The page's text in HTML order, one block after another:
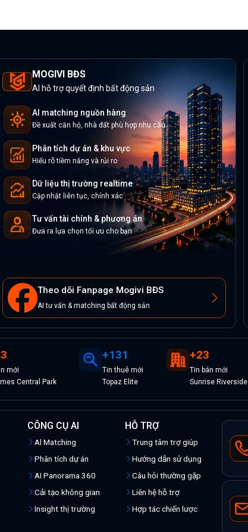
MOGIVI BĐS
AI hỗ trợ quyết định bất động sản
AI matching nguồn hàng
Đề xuất căn hộ, nhà đất phù hợp nhu cầu
Phân tích dự án & khu vực
Hiểu rõ tiềm năng và rủi ro
Dữ liệu thị trường realtime
Cập nhật liên tục, chính xác
Tư vấn tài chính & phương án
Đưa ra lựa chọn tối ưu cho bạn
Theo dõi Fanpage Mogivi BĐS
AI tư vấn & matching bất động sản
mới
Central Park
+131
Tinthuê mới
Topaz Elite
+23
Tin bán mới
Sunrise Riverside
CÔNG CỤ AI
Al Matching
Phân tích dự án
AI Panorama 360
Cải tạo không gian
Insight thị trường
HỖ TRỢ
Trung tâm trợ giúp
Hướng dẫn sử dụng
Câu hỏi thường gặp
Liên hệ hỗ trợ
Hợp tác chiến lược